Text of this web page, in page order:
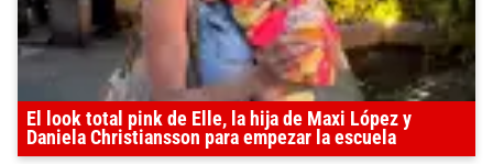
El look total pink de Elle, la hija de Maxi López y
Daniela Christiansson para empezar la escuela